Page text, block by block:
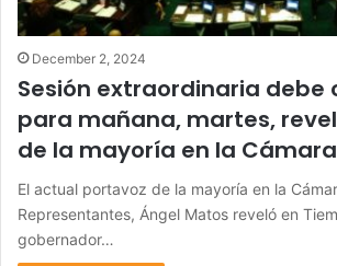
December 2, 2024
Sesión extraordinaria debe
para mañana, martes,
de la mayoría en la Cámara
El actual portavoz de la mayoría en la
Representantes, Ángel Matos reveló en
gobernador…